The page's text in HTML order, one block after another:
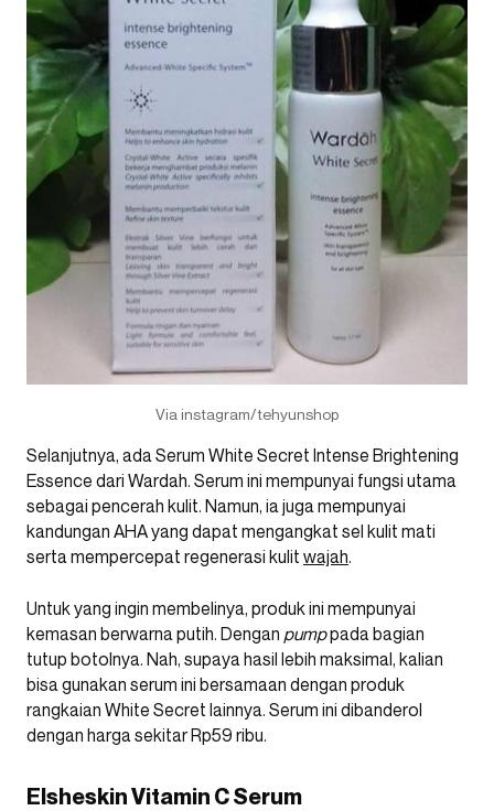
Via instagram/tehyunshop
Selanjutnya, ada Serum White Secret Intense Brightening
Essence dari Wardah. Serum ini mempunyai fungsi utama
sebagai pencerah kulit. Namun, ia juga mempunyai
kandungan AHA yang dapat mengangkat sel kulit mati
serta mempercepat regenerasi kulit wajah.
Untuk yang ingin membelinya, produk ini mempunyai
kemasan berwarna putih. Dengan pumppada bagian
tutup botolnya. Nah, supaya hasil lebih maksimal, kalian
bisa gunakan serum ini bersamaan dengan produk
rangkaian White Secret lainnya. Serum ini dibanderol
dengan harga sekitar Rp59 ribu.
Elsheskin Vitamin C Serum